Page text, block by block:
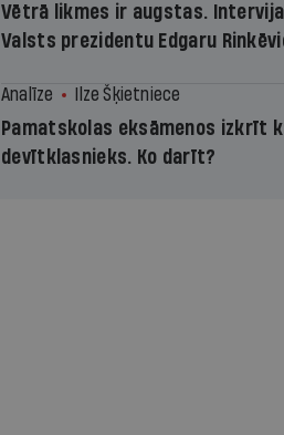
Vētrā likmes ir augstas.
Valsts prezidentu Edgaru
Analīze Ilze Šķietniece
Pamatskolas eksāmenos izkrīt
devītklasnieks. Ko darīt?